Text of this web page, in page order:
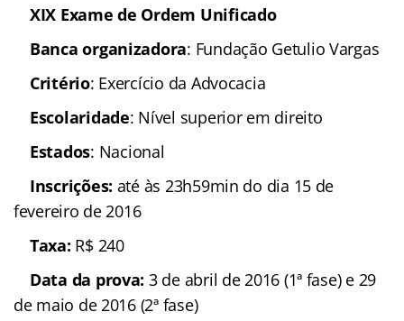
XIX Exame de Ordem Unificado
Banca organizadora: Fundação Getulio Vargas
Critério: Exercício da Advocacia
Escolaridade: Nível superior em direito
Estados: Nacional
Inscrições: até às 23h59min do dia 15 de
fevereiro de 2016
Taxa: R$ 240
Data da prova: 3 de abril de 2016 (1ª fase) e 29
de maio de 2016 (2ª fase)